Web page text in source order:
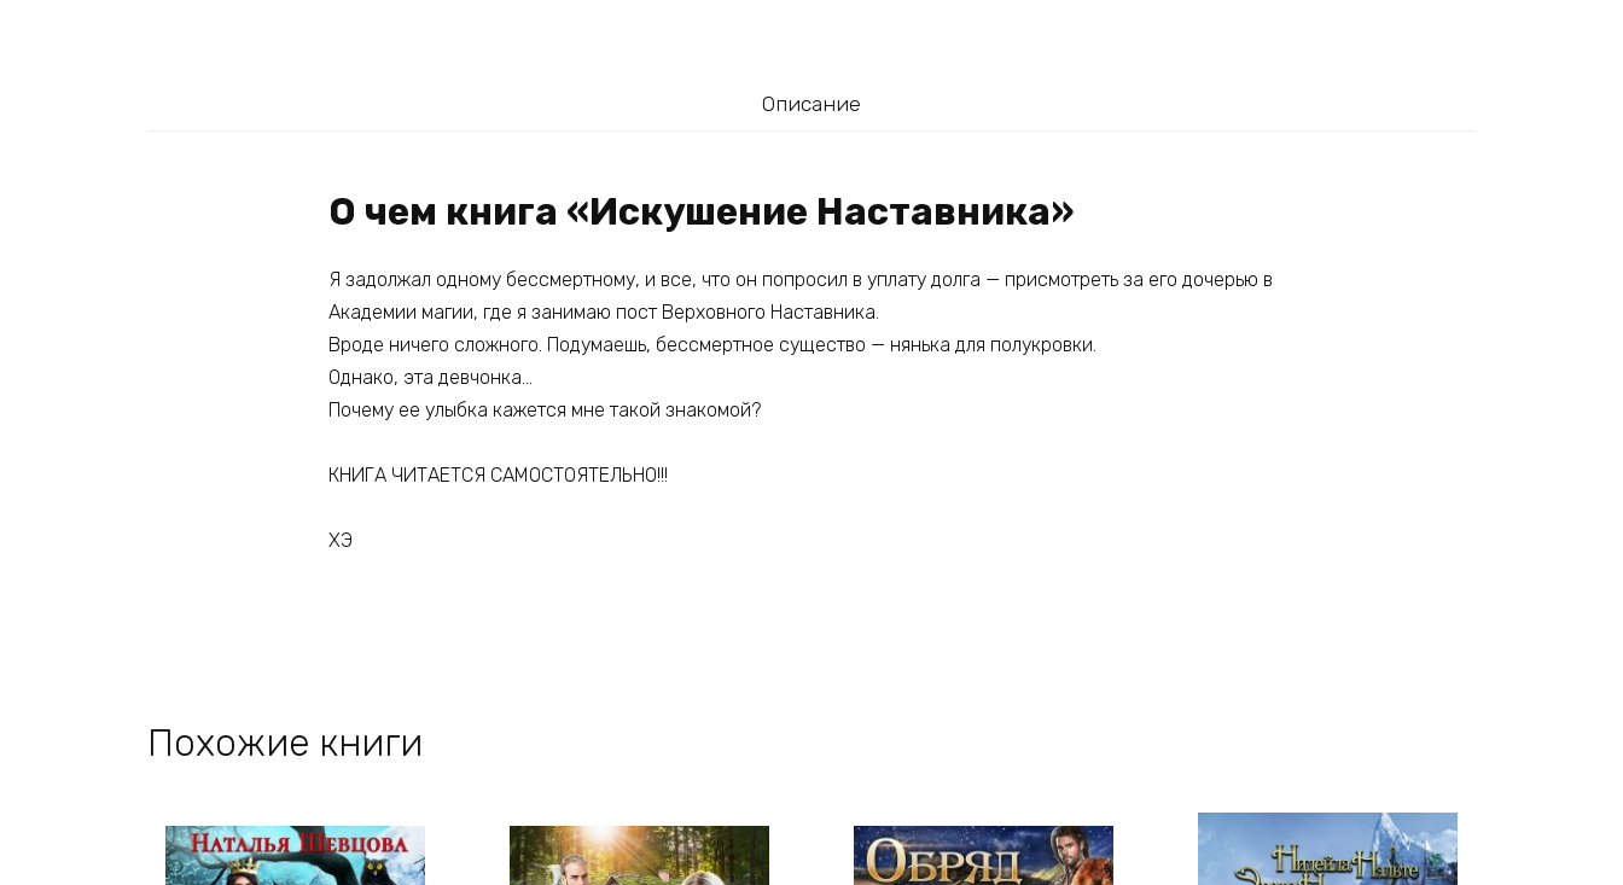
Описание
О чем книга «Искушение Наставника»
Я задолжал одному бессмертному, и все, что он попросил в уплату долга — присмотреть за его дочерью в
Академии магии, где я занимаю пост Верховного Наставника.
Вроде ничего сложного. Подумаешь, бессмертное существо — нянька для полукровки.
Однако, эта девчонка…
Почему ее улыбка кажется мне такой знакомой?
КНИГА ЧИТАЕТСЯ САМОСТОЯТЕЛЬНО!!!
ХЭ
Похожие книги